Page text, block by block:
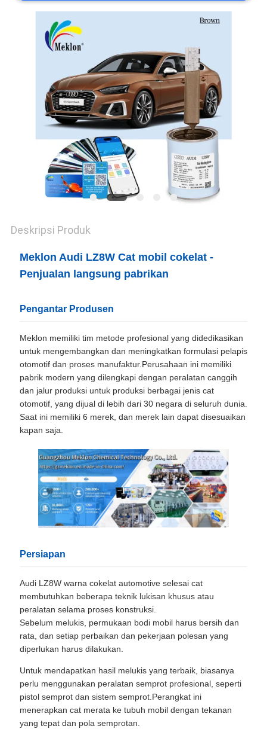
SITEMAP
KEBIJAKAN
PRIVASI
Deskripsi Produk
Meklon Audi LZ8W Cat mobil cokelat -
Penjualan langsung pabrikan
Pengantar Produsen
Meklon memiliki tim metode profesional yang didedikasikan
untuk mengembangkan dan meningkatkan formulasi pelapis
otomotif dan proses manufaktur.Perusahaan ini memiliki
pabrik modern yang dilengkapi dengan peralatan canggih
dan jalur produksi untuk produksi berbagai jenis cat
otomotif, yang dijual di lebih dari 30 negara di seluruh dunia.
Saat ini memiliki 6 merek, dan merek lain dapat disesuaikan
kapan saja.
Persiapan
Audi LZ8W warna cokelat automotive selesai cat
membutuhkan beberapa teknik lukisan khusus atau
peralatan selama proses konstruksi.
Sebelum melukis, permukaan bodi mobil harus bersih dan
rata, dan setiap perbaikan dan pekerjaan polesan yang
diperlukan harus dilakukan.
Untuk mendapatkan hasil melukis yang terbaik, biasanya
perlu menggunakan peralatan semprot profesional, seperti
pistol semprot dan sistem semprot.Perangkat ini
menerapkan cat merata ke tubuh mobil dengan tekanan
yang tepat dan pola semprotan.